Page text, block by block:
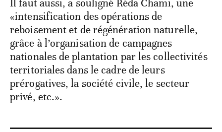
Il faut aussi, a souligné Réda Chami, une
«intensification des opérations de
reboisement et de régénération naturelle,
grâce à l’organisation de campagnes
nationales de plantation par les collectivités
territoriales dans le cadre de leurs
prérogatives, la société civile, le secteur
privé, etc.».